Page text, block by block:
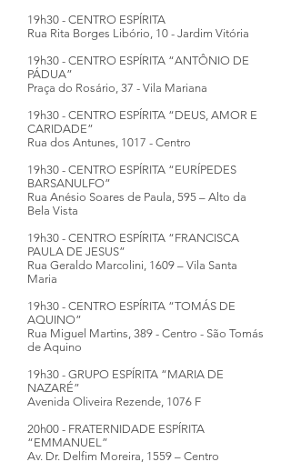
19h30 - CENTRO ESPÍRITA
Rua Rita Borges Libório, 10 - Jardim Vitória
19h30 - CENTRO ESPÍRITA “ANTÔNIO DE
PÁDUA”
Praça do Rosário, 37 - Vila Mariana
19h30 - CENTRO ESPÍRITA “DEUS, AMOR E
CARIDADE”
Rua dos Antunes, 1017 - Centro
19h30 - CENTRO ESPÍRITA “EURÍPEDES
BARSANULFO”
Rua Anésio Soares de Paula, 595 – Alto da
Bela Vista
19h30 - CENTRO ESPÍRITA “FRANCISCA
PAULA DE JESUS”
Rua Geraldo Marcolini, 1609 – Vila Santa
Maria
19h30 - CENTRO ESPÍRITA “TOMÁS DE
AQUINO”
Rua Miguel Martins, 389 - Centro - São Tomás
de Aquino
19h30 - GRUPO ESPÍRITA “MARIA DE
NAZARÉ”
Avenida Oliveira Rezende, 1076 F
20h00 - FRATERNIDADE ESPÍRITA
“EMMANUEL”
Av. Dr. Delfim Moreira, 1559 – Centro